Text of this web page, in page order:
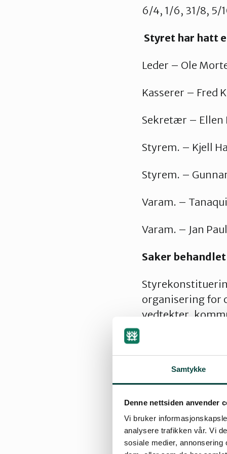
Samtykke
Denne nettsiden anvender
Vi bruker
analysere trafikken vår. Vi
sosiale medier,
6/4, 1/6, 31/8, 5/
Styret har hatt
Leder – Ole
Kasserer – Fred
Sekretær – Ellen
Styrem. – Kjell
Styrem. –
Varam. –
Varam. – Jan
Saker
organisering for
vedtekter,
befaring
kommune,
av våre
Utsendte